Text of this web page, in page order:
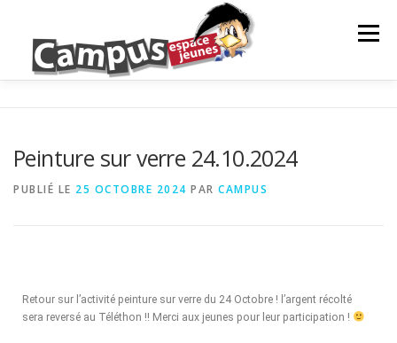
Menu
PROJETS DE JEUNES
NOS ACTIONS EVÈNEMENTS À VENIR
Peinture sur verre 24.10.2024
PUBLIÉ LE 25 OCTOBRE 2024 PAR CAMPUS
Retour sur l’activité peinture sur verre du 24 Octobre ! l’argent récolté
sera reversé au Téléthon !! Merci aux jeunes pour leur participation !